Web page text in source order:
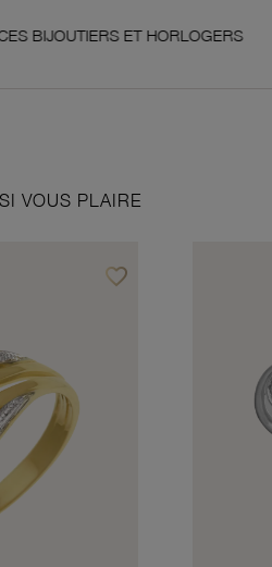
ET HORLOGERS
VOUS PLAIRE
favorite_borderAjouter à vos favoris